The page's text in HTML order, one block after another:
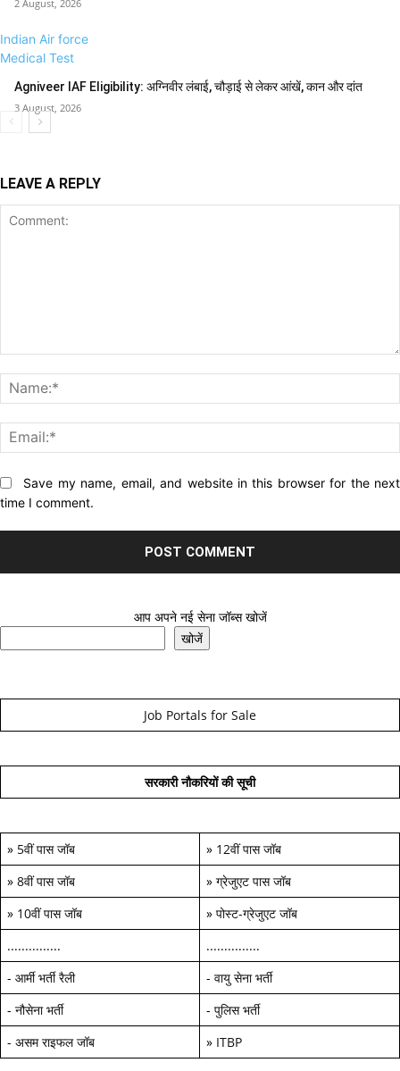
2 August, 2026
Indian Air force
Medical Test
Agniveer IAF Eligibility: अग्निवीर लंबाई, चौड़ाई से लेकर आंखें, कान और दांत
3 August, 2026
LEAVE A REPLY
Website:Save my name, email, and website in this browser for the next
time I comment.
आप अपने नई सेना जॉब्स खोजें
खोजें
Job Portals for Sale
सरकारी नौकरियों की सूची
» 5वीं पास जॉब » 12वीं पास जॉब
» 8वीं पास जॉब » ग्रेजुएट पास जॉब
» 10वीं पास जॉब » पोस्ट-ग्रेजुएट जॉब
...............
...............
- आर्मी भर्ती रैली - वायु सेना भर्ती
- नौसेना भर्ती - पुलिस भर्ती
- असम राइफल जॉब » ITBP